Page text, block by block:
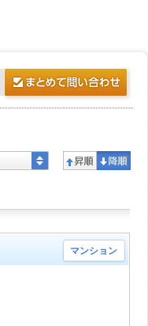
マンション